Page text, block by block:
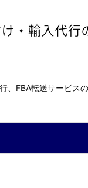
、FBA転送サービ